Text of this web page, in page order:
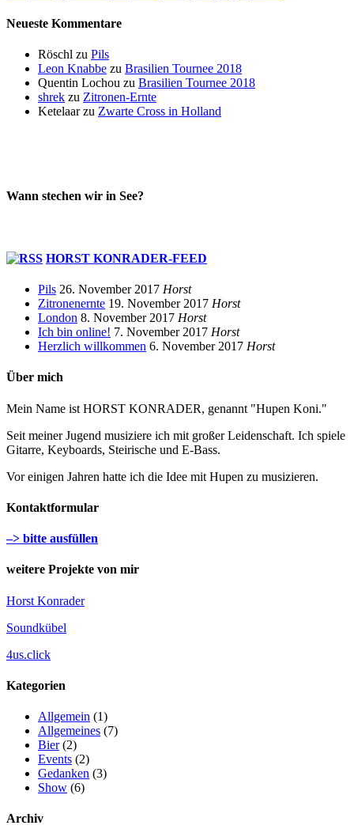
Neueste Kommentare
Röschl zu Pils
Leon Knabbe zu Brasilien Tournee 2018
Quentin Lochou zu Brasilien Tournee 2018
shrek zu Zitronen-Ernte
Ketelaarzu Zwarte Cross in Holland
Wann stechen wir in See?
HORST KONRADER-FEED
Pils 26. November 2017 Horst
Zitronenernte 19. November 2017 Horst
London 8. November 2017 Horst
Ich bin online! 7. November 2017 Horst
Herzlich willkommen 6. November 2017 Horst
Über mich
Mein Name ist HORST KONRADER, genannt "Hupen Koni."
Seit meiner Jugend musiziere ich mit großer Leidenschaft. Ich spiele
Gitarre, Keyboards, Steirische und E-Bass.
Vor einigen Jahren hatte ich die Idee mit Hupen zu musizieren.
Kontaktformular
–> bitte ausfüllen
weitere Projekte von mir
Horst Konrader
Soundkübel
4us.click
Kategorien
Allgemein (1)
Allgemeines (7)
Bier(2)
Events (2)
Gedanken (3)
Show (6)
Archiv